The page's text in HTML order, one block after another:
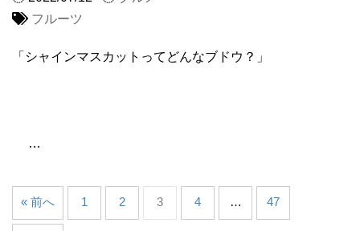
フルーツ
「シャインマスカットってどんなブドウ？」
…
« 前へ 1 2 3 4 … 47